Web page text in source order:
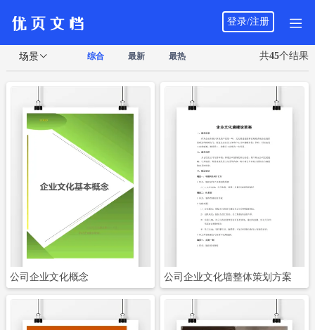
登录/注册
场景 综合 最新 最热 共45个结果
公司企业文化概念 公司企业文化墙整体策划方案
立即下载